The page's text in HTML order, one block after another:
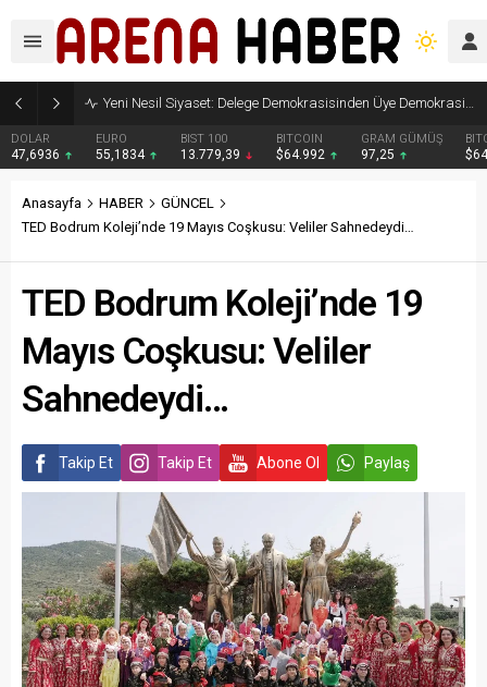
Yeni Nesil Siyaset: Delege Demokrasisinden Üye Demokrasisine
DOLAR
47,6936
EURO
55,1834
BIST 100
13.779,39
BITCOIN
$64.992
GRAM GÜMÜŞ
97,25
Anasayfa HABER
GÜNCEL
TED Bodrum Koleji’nde 19 Mayıs Coşkusu: Veliler Sahnedeydi…
TED Bodrum Koleji’nde 19
Mayıs Coşkusu: Veliler
Sahnedeydi…
Takip Et Takip Et Abone Ol Paylaş